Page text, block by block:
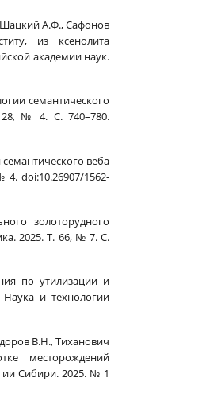
Шацкий А.Ф., Сафонов
из ксенолита
академии наук.
семантического
28, № 4. С. 740–780.
веба
doi:10.26907/1562-
золоторудного
2025. Т. 66, № 7. С.
по утилизации и
и технологии
В.Н., Тиханович
месторождений
Сибири. 2025. № 1